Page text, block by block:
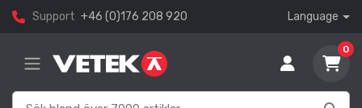
Support +46 (0)176 208 920 Language
0